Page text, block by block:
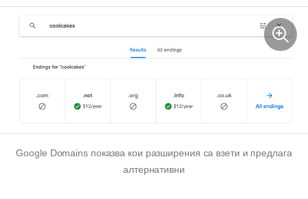
Google Domains показва кои разширения са взети и предлага
алтернативни